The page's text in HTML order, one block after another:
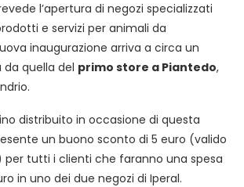
l’apertura di negozi specializzati
e servizi per animali da
inaugurazione arriva a circa un
quella del primo store a Piantedo,
distribuito in occasione di questa
un buono sconto di 5 euro (valido
per tutti i clienti che faranno una spesa
in uno dei due negozi di Iperal.